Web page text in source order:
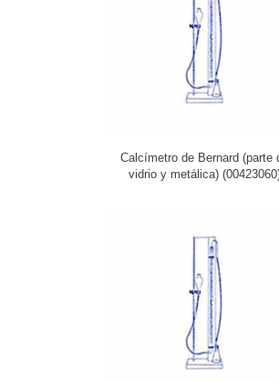
Calcímetro de Bernard (parte
vidrio y metálica)